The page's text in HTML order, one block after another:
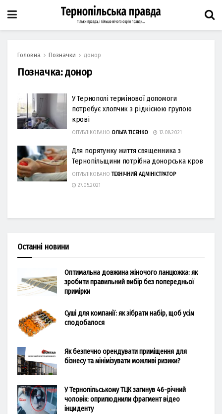
Головна Позначки донор
Позначка:донор
У Тернополі термінової допомоги
потребує хлопчик з рідкісною групою
крові
ОПУБЛІКОВАНО ОЛЬГА ТІСЕНКО 12.08.2021
Для порятунку життя священника з
Тернопільщини потрібна донорська кров
ОПУБЛІКОВАНО ТЕХНІЧНИЙ АДМІНІСТРАТОР
27.05.2021
Останні новини
Оптимальна довжина жіночого ланцюжка: як
зробити правильний вибір без попередньої
примірки
Суші для компанії: як зібрати набір, щоб усім
сподобалося
Як безпечно орендувати приміщення для
бізнесу та мінімізувати можливі ризики?
У Тернопільському ТЦК загинув 46-річний
чоловік: оприлюднили фрагмент відео
інциденту